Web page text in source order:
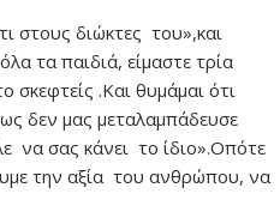
στους διώκτες του»,και
τα παιδιά, είμαστε τρία
σκεφτείς .Και θυμάμαι ότι
δεν μας μεταλαμπάδευσε
να σας κάνει το ίδιο».Οπότε
την αξία του ανθρώπου, να